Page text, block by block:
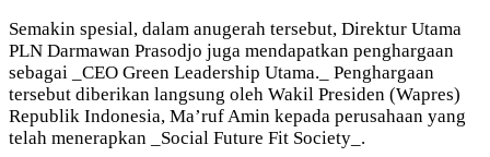
Semakin spesial, dalam anugerah tersebut, Direktur Utama
PLN Darmawan Prasodjo juga mendapatkan penghargaan
sebagai _CEO Green Leadership Utama._ Penghargaan
tersebut diberikan langsung oleh Wakil Presiden (Wapres)
Republik Indonesia, Ma’ruf Amin kepada perusahaan yang
telah menerapkan _Social Future Fit Society_.